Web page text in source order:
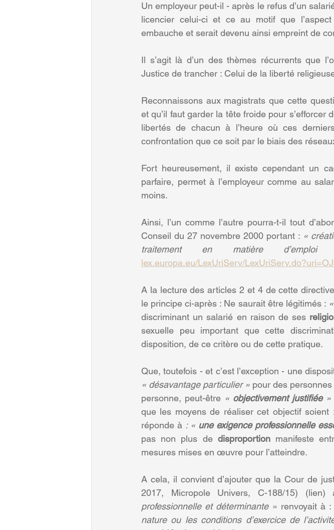
Un employeur peut-il - après le refus d’un
licencier celui-ci et ce au motif que
embauche et serait devenu ainsi empreint de
Il s’agit là d’un des thèmes récurrents que
Justice de trancher : Celui de la liberté
Reconnaissons aux magistrats que cette
et qu’il faut garder la tête froide pour s’efforcer
libertés de chacun à l’heure où ces
confrontation que ce soit par le biais des
Fort heureusement, il existe cependant un
parfaire, permet à l’employeur comme au
moins.
Ainsi, l’un comme l’autre pourra-t-il tout
Conseil du 27 novembre 2000 portant : «
traitement en matière
lex.europa.eu/LexUriServ/
A la lecture des articles 2 et 4 de cette
le principe ci-après : Ne saurait être légitimés :
discriminant un salarié en raison de ses
sexuelle peu important que cette
disposition, de ce critère ou de cette pratique.
« désavantage particulier » pour des
personne, peut-être « objectivement justifiée »
que les moyens de réaliser cet objectif soient
réponde à : « une exigence professionnelle
pas non plus de disproportion manifeste
mesures mises en œuvre pour l’atteindre.
A cela, il convient d’ajouter que la Cour de
2017, Micropole Univers, C-188/15)
professionnelle et déterminante » renvoyait à :
nature ou les conditions d’exercice de